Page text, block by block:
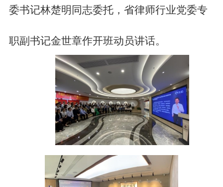
委书记林楚明同志委托，省律师行业党委专
职副书记金世章作开班动员讲话。